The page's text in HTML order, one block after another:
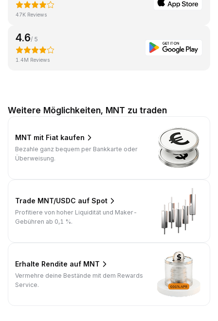
47K Reviews
4.6/ 5
1.4M Reviews
Weitere Möglichkeiten, MNT zu traden
MNT mit Fiat kaufen
Bezahle ganz bequem per Bankkarte oder
Überweisung.
Trade MNT/USDC auf Spot
Profitiere von hoher Liquidität und Maker-
Gebühren ab 0,1 %.
Erhalte Rendite auf MNT
Vermehre deine Bestände mit dem Rewards
Service.